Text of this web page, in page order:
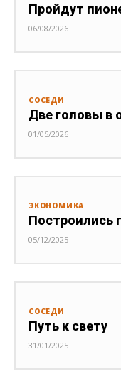
Пройдут
06/08/2026
СОСЕДИ
Две головы в
01/05/2026
ЭКОНОМИКА
Построились
05/12/2025
СОСЕДИ
Путь к свету
31/01/2025